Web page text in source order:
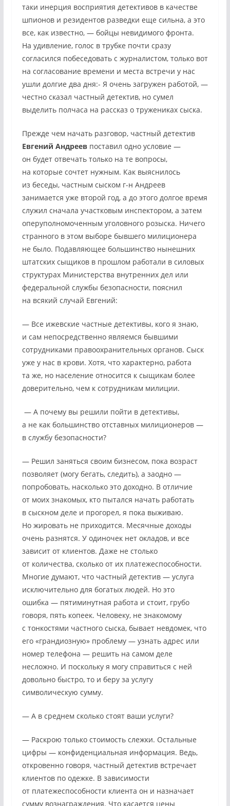
таки инерция восприятия детективов в качестве
шпионов и резидентов разведки еще сильна, а это
все, как известно, — бойцы невидимого фронта.
На удивление, голос в трубке почти сразу
согласился побеседовать с журналистом, только вот
на согласование времени и места встречи у нас
ушли долгие два дня:- Я очень загружен работой, —
честно сказал частный детектив, но сумел
выделить полчаса на рассказ о тружениках сыска.
Прежде чем начать разговор, частный детектив
Евгений Андреевпоставил одно условие —
он будет отвечать только на те вопросы,
на которые сочтет нужным. Как выяснилось
из беседы, частным сыском г-н Андреев
занимается уже второй год, а до этого долгое время
служил сначала участковым инспектором, а затем
оперуполномоченным уголовного розыска. Ничего
странного в этом выборе бывшего милиционера
не было. Подавляющее большинство нынешних
штатских сыщиков в прошлом работали в силовых
структурах Министерства внутренних дел или
федеральной службы безопасности, пояснил
на всякий случай Евгений:
— Все ижевские частные детективы, кого я знаю,
и сам непосредственно являемся бывшими
сотрудниками правоохранительных органов. Сыск
уже у нас в крови. Хотя, что характерно, работа
та же, но население относится к сыщикам более
доверительно, чем к сотрудникам милиции.
— А почему вы решили пойти в детективы,
а не как большинство отставных милиционеров —
в службу безопасности?
— Решил заняться своим бизнесом, пока возраст
позволяет (могу бегать, следить), а заодно —
попробовать, насколько это доходно. В отличие
от моих знакомых, кто пытался начать работать
в сыскном деле и прогорел, я пока выживаю.
Но жировать не приходится. Месячные доходы
очень разнятся. У одиночек нет окладов, и все
зависит от клиентов. Даже не столько
от количества, сколько от их платежеспособности.
Многие думают, что частный детектив — услуга
исключительно для богатых людей. Но это
ошибка — пятиминутная работа и стоит, грубо
говоря, пять копеек. Человеку, не знакомому
с тонкостями частного сыска, бывает невдомек, что
его «грандиозную» проблему — узнать адрес или
номер телефона — решить на самом деле
несложно. И поскольку я могу справиться с ней
довольно быстро, то и беру за услугу
символическую сумму.
— А в среднем сколько стоят ваши услуги?
— Раскрою только стоимость слежки. Остальные
цифры — конфиденциальная информация. Ведь,
откровенно говоря, частный детектив встречает
клиентов по одежке. В зависимости
от платежеспособности клиента он и назначает
сумму вознаграждения. Что касается цены